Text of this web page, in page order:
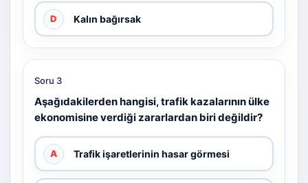
D Kalın bağırsak
Soru 3
Aşağıdakilerden hangisi, trafik kazalarının ülke
ekonomisine verdiği zararlardan biri değildir?
A Trafik işaretlerinin hasar görmesi